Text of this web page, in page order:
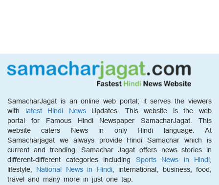
SamacharJagat is an online web portal; it serves the viewers
with latest Hindi NewsUpdates. This website is the web
portal for Famous Hindi Newspaper SamacharJagat. This
website caters News in only Hindi language. At
Samacharjagat we always provide Hindi Samachar which is
current and trending. Samachar Jagat offers news stories in
different-different categories including Sports News in Hindi,
lifestyle, National News in Hindi, international, business, food,
travel and many more in just one tap.